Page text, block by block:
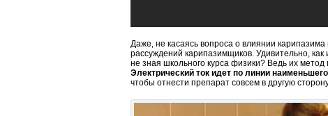
Даже, не касаясь вопроса о влиянии
рассуждений карипазимщиков. Удивительно,
не зная школьного курса физики? Ведь их
Электрический ток идет по линии
чтобы отнести препарат совсем в другую